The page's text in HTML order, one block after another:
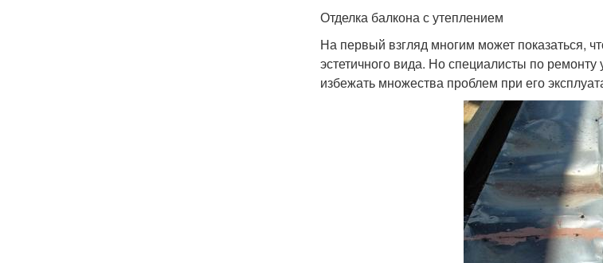
Отделка балкона с утеплением
На первый взгляд многим может показаться,
эстетичного вида. Но специалисты по
избежать множества проблем при его